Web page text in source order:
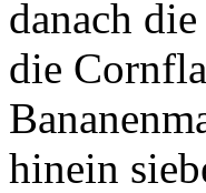
danach die
die
hinein